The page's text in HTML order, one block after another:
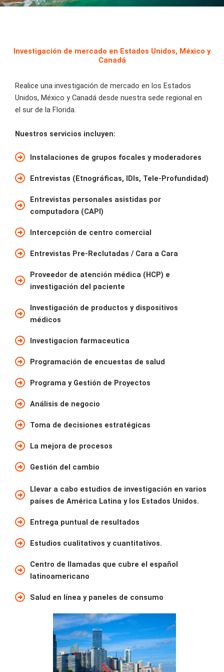
Investigación de mercado en Estados Unidos, México y
Canadá
Realice una investigación de mercado en los Estados
Unidos, México y Canadá desde nuestra sede regional en
el sur de la Florida.
Nuestros servicios incluyen:
Instalaciones de grupos focales y moderadores
Entrevistas (Etnográficas, IDIs, Tele-Profundidad)
Entrevistas personales asistidas por
computadora (CAPI)
Intercepción de centro comercial
Entrevistas Pre-Reclutadas / Cara a Cara
Proveedor de atención médica (HCP) e
investigación del paciente
Investigación de productos y dispositivos
médicos
Investigacion farmaceutica
Programación de encuestas de salud
Programa y Gestión de Proyectos
Análisis de negocio
Toma de decisiones estratégicas
La mejora de procesos
Gestión del cambio
Llevar a cabo estudios de investigación en varios
países de América Latina y los Estados Unidos.
Entrega puntual de resultados
Estudios cualitativos y cuantitativos.
Centro de llamadas que cubre el español
latinoamericano
Salud en línea y paneles de consumo